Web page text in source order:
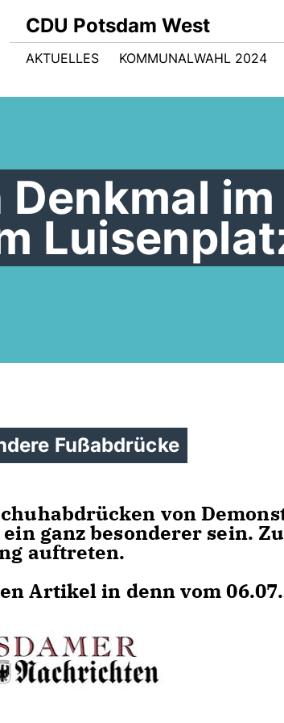
CDU Potsdam West
AKTUELLES KOMMUNALWAHL 2024
Denkmal
Fußabdrücke
von
ganz besonderer sein.
auftreten.
Artikel in denn vom